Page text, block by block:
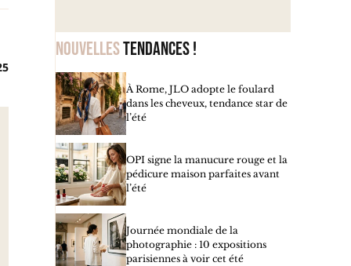
Nouvellestendances !
À Rome, JLO adopte le foulard
dans les cheveux, tendance star de
l’été
OPI signe la manucure rouge et la
pédicure maison parfaites avant
l’été
Journée mondiale de la
photographie : 10 expositions
parisiennes à voir cet été